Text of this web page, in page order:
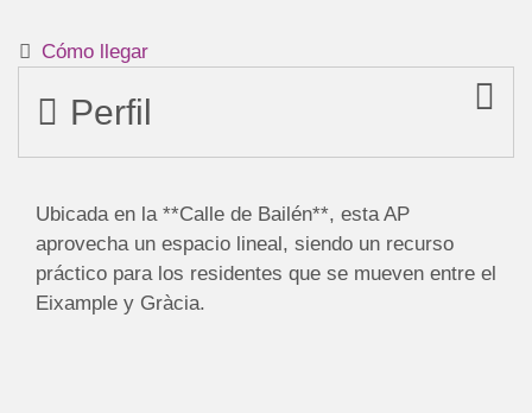
Cómo llegar
Perfil
Ubicada en la **Calle de Bailén**, esta AP
aprovecha un espacio lineal, siendo un recurso
práctico para los residentes que se mueven entre el
Eixample y Gràcia.